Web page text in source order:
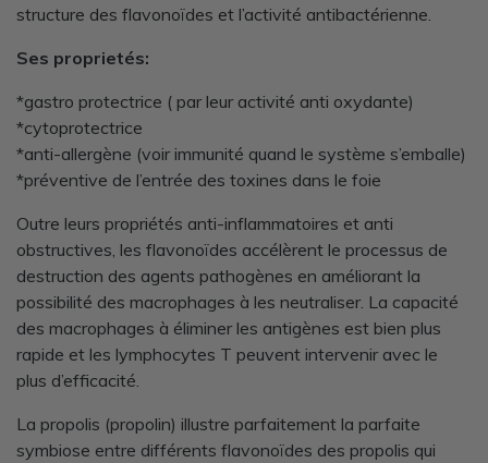
structure des flavonoïdes et l’activité antibactérienne.
Ses proprietés:
*gastro protectrice ( par leur activité anti oxydante)
*cytoprotectrice
*anti-allergène (voir immunité quand le système s’emballe)
*préventive de l’entrée des toxines dans le foie
Outre leurs propriétés anti-inflammatoires et anti
obstructives, les flavonoïdes accélèrent le processus de
destruction des agents pathogènes en améliorant la
possibilité des macrophages à les neutraliser. La capacité
des macrophages à éliminer les antigènes est bien plus
rapide et les lymphocytes T peuvent intervenir avec le
plus d’efficacité.
La propolis (propolin) illustre parfaitement la parfaite
symbiose entre différents flavonoïdes des propolis qui